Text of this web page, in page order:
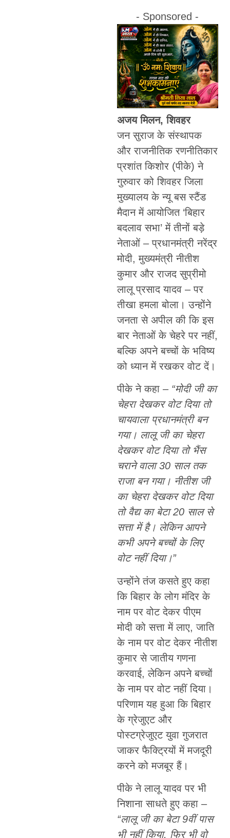
- Sponsored -
अजय मिलन, शिवहर
जन सुराज के संस्थापक
और राजनीतिक रणनीतिकार
प्रशांत किशोर (पीके) ने
गुरुवार को शिवहर जिला
मुख्यालय के न्यू बस स्टैंड
मैदान में आयोजित ‘बिहार
बदलाव सभा’ में तीनों बड़े
नेताओं – प्रधानमंत्री नरेंद्र
मोदी, मुख्यमंत्री नीतीश
कुमार और राजद सुप्रीमो
लालू प्रसाद यादव – पर
तीखा हमला बोला। उन्होंने
जनता से अपील की कि इस
बार नेताओं के चेहरे पर नहीं,
बल्कि अपने बच्चों के भविष्य
को ध्यान में रखकर वोट दें।
पीके ने कहा – “मोदी जी का
चेहरा देखकर वोट दिया तो
चायवाला प्रधानमंत्री बन
गया। लालू जी का चेहरा
देखकर वोट दिया तो भैंस
चराने वाला 30 साल तक
राजा बन गया। नीतीश जी
का चेहरा देखकर वोट दिया
तो वैद्य का बेटा 20 साल से
सत्ता में है। लेकिन आपने
कभी अपने बच्चों के लिए
वोट नहीं दिया।”
उन्होंने तंज कसते हुए कहा
कि बिहार के लोग मंदिर के
नाम पर वोट देकर पीएम
मोदी को सत्ता में लाए, जाति
के नाम पर वोट देकर नीतीश
कुमार से जातीय गणना
करवाई, लेकिन अपने बच्चों
के नाम पर वोट नहीं दिया।
परिणाम यह हुआ कि बिहार
के ग्रेजुएट और
पोस्टग्रेजुएट युवा गुजरात
जाकर फैक्ट्रियों में मजदूरी
करने को मजबूर हैं।
पीके ने लालू यादव पर भी
निशाना साधते हुए कहा –
“लालू जी का बेटा 9वीं पास
भी नहीं किया, फिर भी वो